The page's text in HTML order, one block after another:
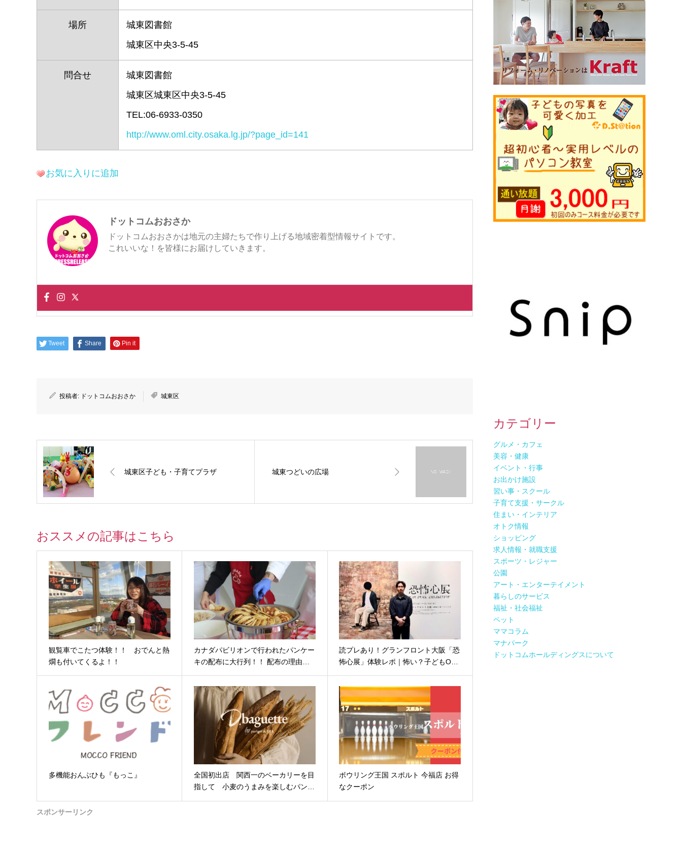
場所
城東図書館
城東区中央3-5-45
問合せ
城東図書館
城東区城東区中央3-5-45
TEL:06-6933-0350
http://www.oml.city.osaka.lg.jp/?page_id=141
お気に入りに追加
ドットコムおおさか
ドットコムおおさかは地元の主婦たちで作り上げる地域密着型情報サイトです。
これいいな！を皆様にお届けしていきます。
Tweet Share Pin it
投稿者: ドットコムおおさか 城東区
城東区子ども・子育てプラザ 城東つどいの広場
おススメの記事はこちら
観覧車でこたつ体験！！ おでんと熱
燗も付いてくるよ！！
カナダパビリオンで行われたパンケー
キの配布に大行列！！ 配布の理由…
読プレあり！グランフロント大阪「恐
怖心展」体験レポ｜怖い？子どもO…
多機能おんぶひも『もっこ』
全国初出店 関西一のベーカリーを目
指して 小麦のうまみを楽しむパン…
ボウリング王国 スポルト 今福店 お得
なクーポン
スポンサーリンク
カテゴリー
グルメ・カフェ
美容・健康
イベント・行事
お出かけ施設
習い事・スクール
子育て支援・サークル
住まい・インテリア
オトク情報
ショッピング
求人情報・就職支援
スポーツ・レジャー
公園
アート・エンターテイメント
暮らしのサービス
福祉・社会福祉
ペット
ママコラム
マナパーク
ドットコムホールディングスについて